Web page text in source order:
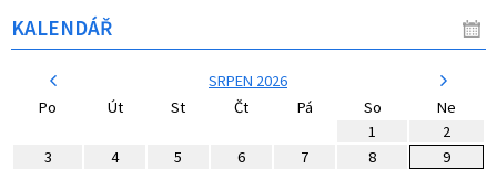
KALENDÁŘ
SRPEN 2026
Po
Út St Čt Pá So
Ne
1
2
3
4 5 6 7 8
9